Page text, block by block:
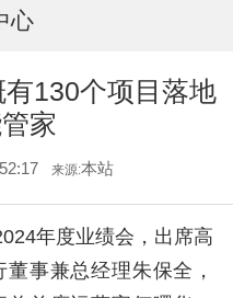
心
130个项目落地
家
来源:本站
年度业绩会，出席高
事兼总经理朱保全，